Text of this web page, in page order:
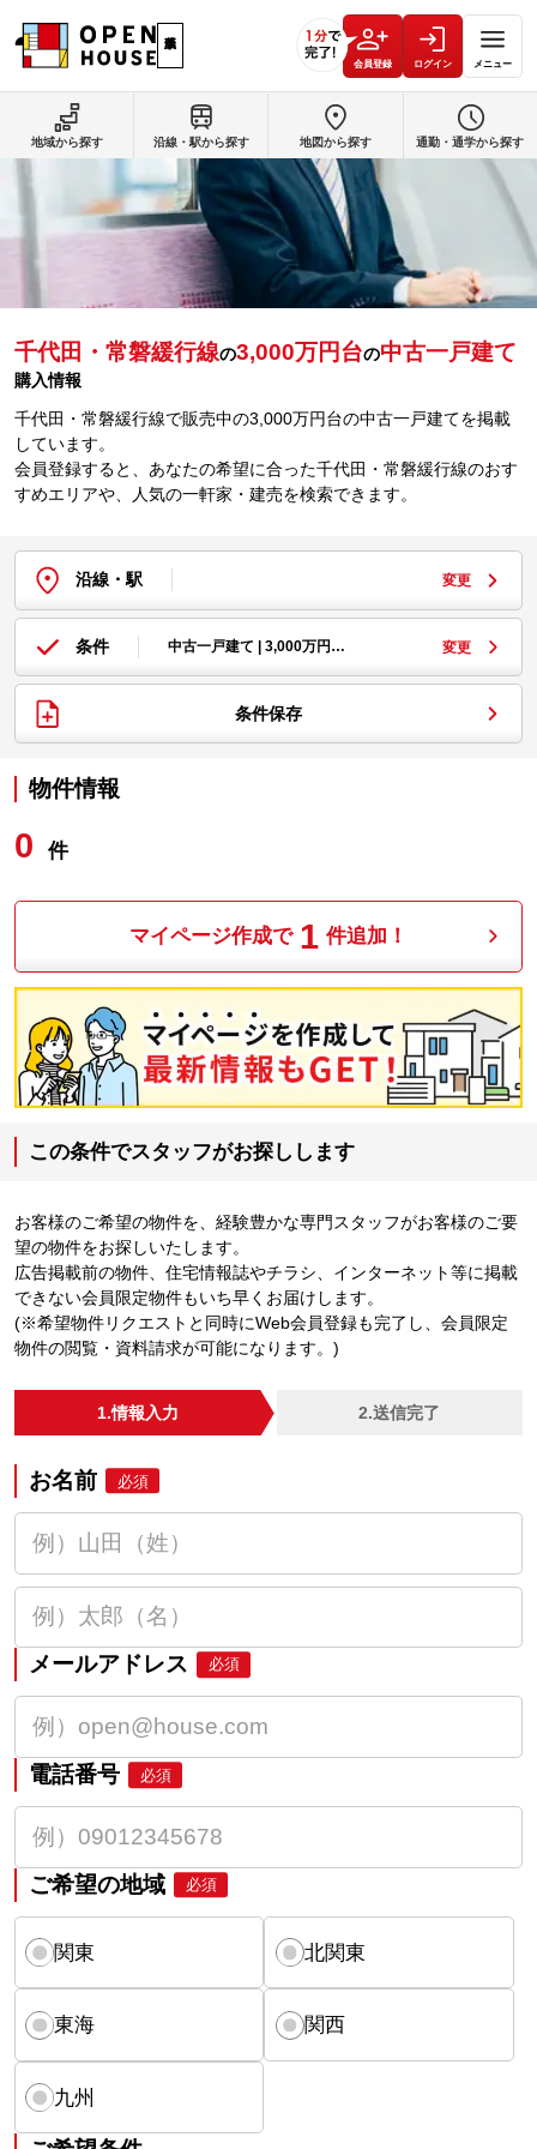
会員登録 ログイン メニュー
千代田・常磐緩行線の3,000万円台の中古一戸建て
購入情報
千代田・常磐緩行線で販売中の3,000万円台の中古一戸建てを掲載
しています。
会員登録すると、あなたの希望に合った千代田・常磐緩行線のおす
すめエリアや、人気の一軒家・建売を検索できます。
沿線・駅 変更
条件 中古一戸建て | 3,000万円… 変更
条件保存
物件情報
0 件
マイページ作成で 1 件追加！
この条件でスタッフがお探しします
お客様のご希望の物件を、経験豊かな専門スタッフがお客様のご要
望の物件をお探しいたします。
広告掲載前の物件、住宅情報誌やチラシ、インターネット等に掲載
できない会員限定物件もいち早くお届けします。
(※希望物件リクエストと同時にWeb会員登録も完了し、会員限定
物件の閲覧・資料請求が可能になります。)
1.情報入力 2.送信完了
お名前 必須
メールアドレス 必須
電話番号 必須
ご希望の地域 必須
関東 北関東
東海 関西
九州
地域から探す 沿線・駅から探す 地図から探す 通勤・通学から探す